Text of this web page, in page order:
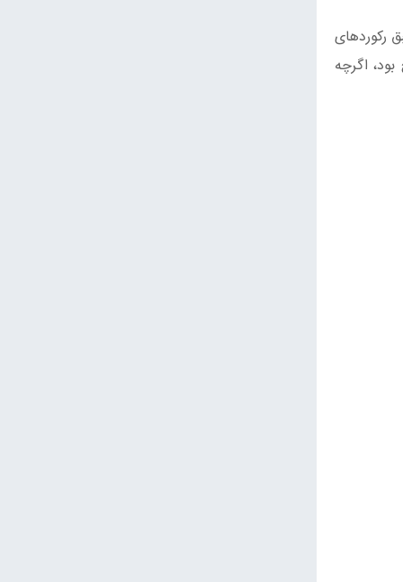
طبق رکوردهای
ثبت تا به حال در اسلایت ویت، یورکشایر غربی، بریتانیا پیدا شد. اندازه آن 66.5 اینچ بود، اگرچه